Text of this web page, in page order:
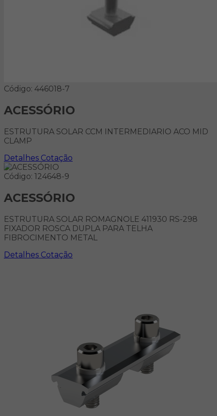
Código: 446018-7
ACESSÓRIO
ESTRUTURA SOLAR CCM INTERMEDIARIO ACO MID
CLAMP
Detalhes Cotação
Código: 124648-9
ACESSÓRIO
ESTRUTURA SOLAR ROMAGNOLE 411930 RS-298
FIXADOR ROSCA DUPLA PARA TELHA
FIBROCIMENTO METAL
Detalhes Cotação